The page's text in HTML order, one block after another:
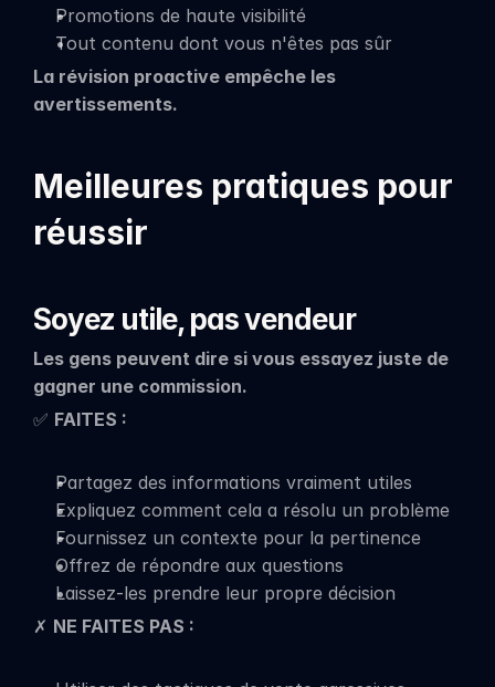
Promotions de haute visibilité
Tout contenu dont vous n'êtes pas sûr
La révision proactive empêche les
avertissements.
Meilleures pratiques pour
réussir
Soyez utile, pas vendeur
Les gens peuvent dire si vous essayez juste de
gagner une commission.
✅ FAITES :
Partagez des informations vraiment utiles
Expliquez comment cela a résolu un problème
Fournissez un contexte pour la pertinence
Offrez de répondre aux questions
Laissez-les prendre leur propre décision
✗ NE FAITES PAS :